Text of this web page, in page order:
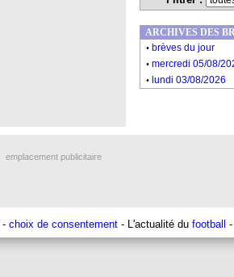
Atletico :
19/08 Dortmund:
19/08 Man Utd: l'OM
PSG: Skriniar,
19/08 Real: Casemiro
ARCHIVES DES
. brèves du jour
. mercredi 05/08/
. lundi 03/08/2026
emplacement publicitaire
- choix de consentement - L'actualité du football -